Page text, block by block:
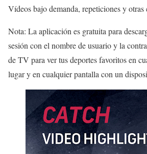
Vídeos bajo demanda, repeticiones y otras
Nota: La aplicación es gratuita para
sesión con el nombre de usuario y la
de TV para ver tus deportes favoritos en
lugar y en cualquier pantalla con un